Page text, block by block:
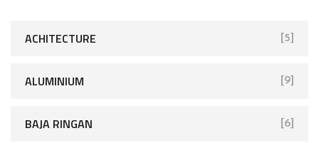
ACHITECTURE [5]
ALUMINIUM [9]
BAJA RINGAN [6]